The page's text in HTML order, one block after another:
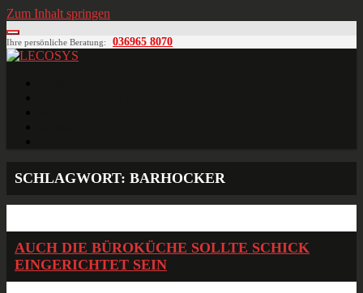
Zum Inhalt springen
Ihre persönliche Beratung: 036965 8070
SCHLAGWORT: BARHOCKER
AUCH DIE BÜROKÜCHE SOLLTE SCHICK
EINGERICHTET SEIN